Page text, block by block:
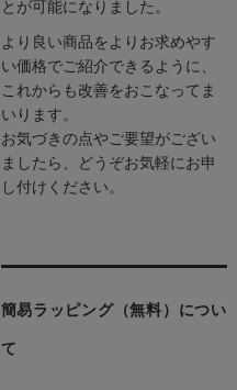
とが可能になりました。
より良い商品をよりお求めやす
い価格でご紹介できるように、
これからも改善をおこなってま
いります。
お気づきの点やご要望がござい
ましたら、どうぞお気軽にお申
し付けください。
簡易ラッピング（無料）につい
て